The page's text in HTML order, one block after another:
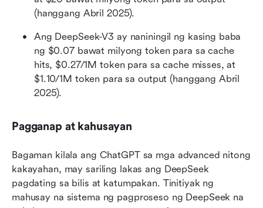
(hanggang Abril 2025).
Ang DeepSeek-V3 ay naniningil ng kasing baba
ng $0.07 bawat milyong token para sa cache
hits, $0.27/1M token para sa cache misses, at
$1.10/1M token para sa output (hanggang Abril
2025).
Pagganap at kahusayan
Bagaman kilala ang ChatGPT sa mga advanced nitong
kakayahan, may sariling lakas ang DeepSeek
pagdating sa bilis at katumpakan. Tinitiyak ng
mahusay na sistema ng pagproseso ng DeepSeek na